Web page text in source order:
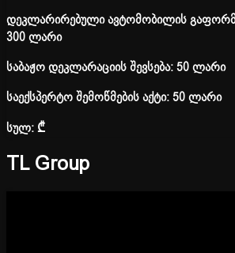
დეკლარირებული ავტომობილის
300 ლარი
საბაჟო დეკლარაციის შევსება: 50 ლარი
საექსპერტო შემოწმების აქტი: 50 ლარი
სულ:₾
TL Group